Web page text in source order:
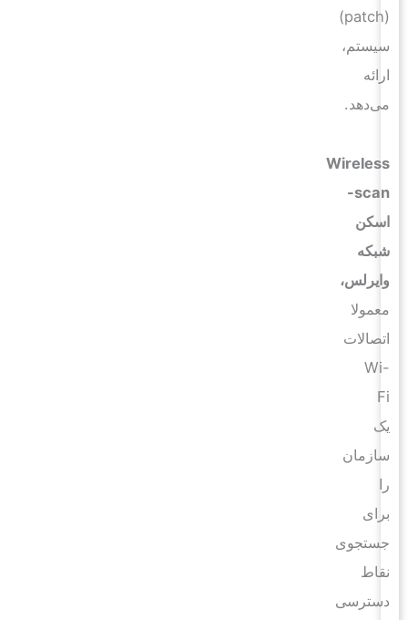
(patch)
سیستم،
ارائه
می‌دهد.
Wireless
scan-
اسکن
شبکه
وایرلس،
معمولا
اتصالات
Wi-
سازمان
برای
جستجوی
نقاط
دسترسی